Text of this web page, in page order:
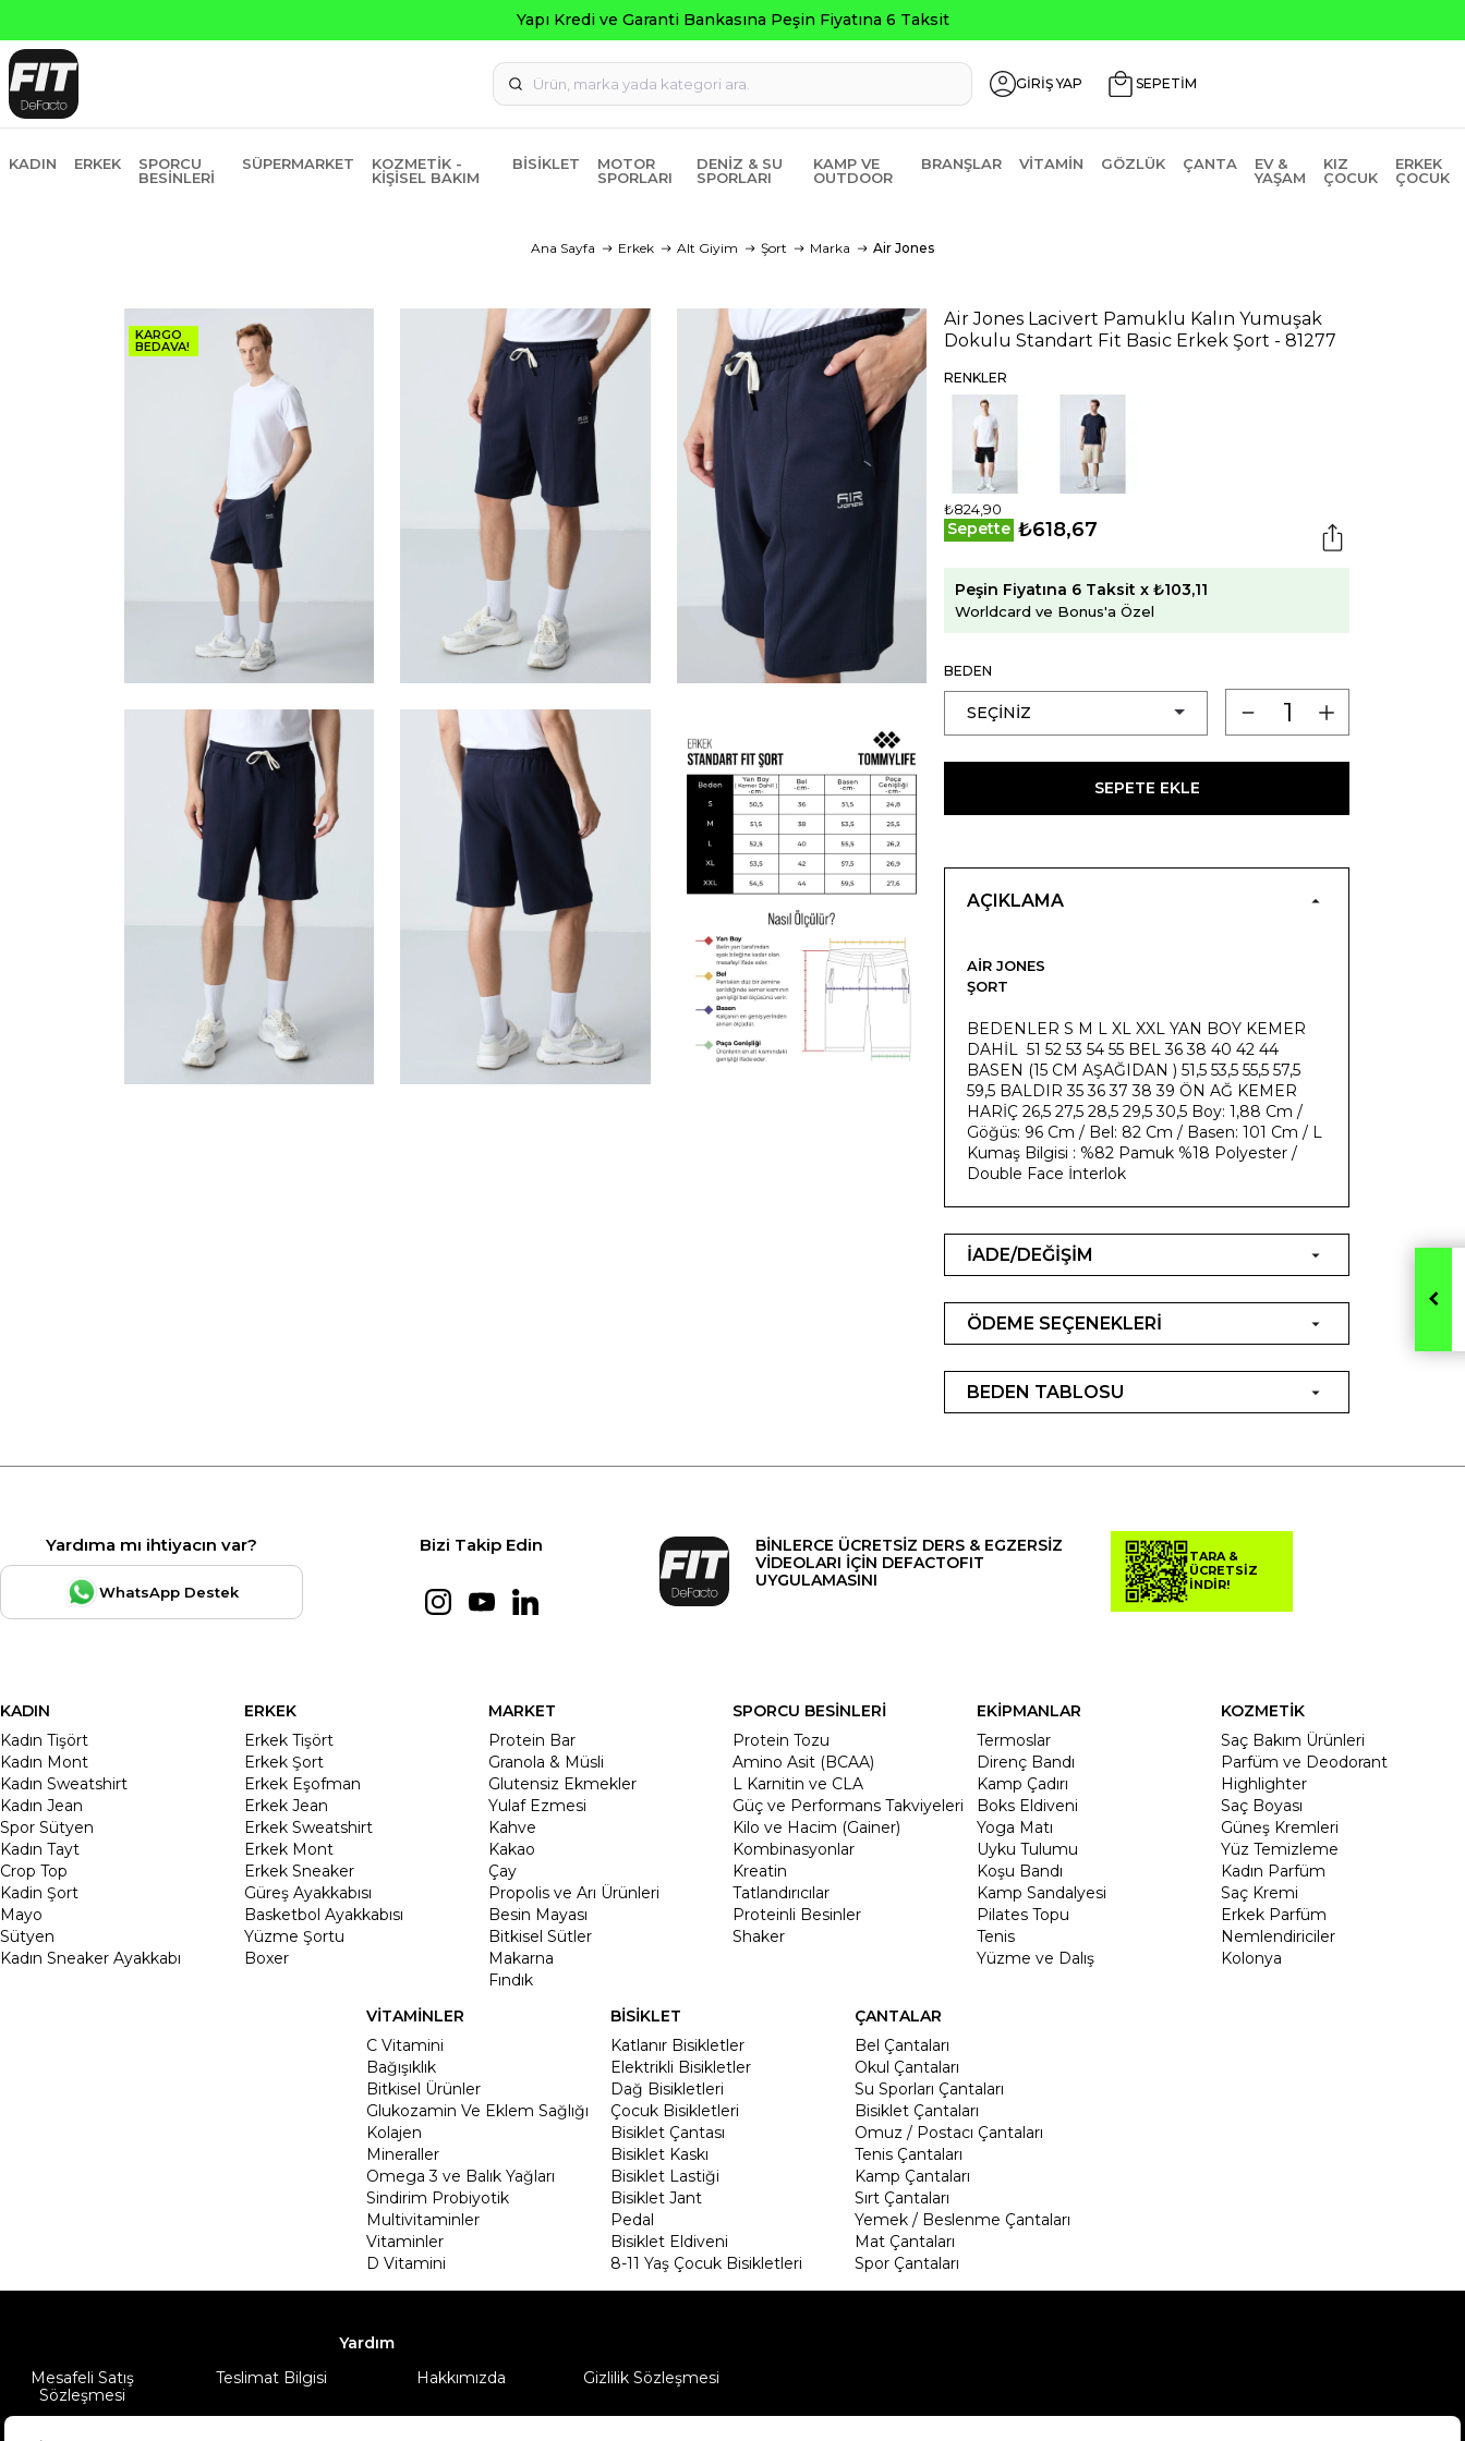
GİRİŞ YAP SEPETİM
KADIN ERKEK
SPORCU
BESINLERI
SÜPERMARKET
KOZMETIK -
KIŞISEL BAKIM
BISIKLET
MOTOR
SPORLARI
DENIZ & SU
SPORLARI
KAMP VE
OUTDOOR
BRANŞLAR VITAMIN GÖZLÜK ÇANTA
EV &
YAŞAM
KIZ
ÇOCUK
ERKEK
ÇOCUK
Ana Sayfa Erkek Alt Giyim Şort Marka Air Jones
KARGO
BEDAVA!
Air Jones Lacivert Pamuklu Kalın Yumuşak
Dokulu Standart Fit Basic Erkek Şort - 81277
RENKLER
₺824,90
Sepette ₺618,67
Peşin Fiyatına 6 Taksit x ₺103,11
Worldcard ve Bonus'a Özel
BEDEN
SEPETE EKLE
AÇIKLAMA
AIR JONES
ŞORT
BEDENLER S M L XL XXL YAN BOY KEMER
DAHİL 51 52 53 54 55 BEL 36 38 40 42 44
BASEN (15 CM AŞAĞIDAN ) 51,5 53,5 55,5 57,5
59,5 BALDIR 35 36 37 38 39 ÖN AĞ KEMER
HARİÇ 26,5 27,5 28,5 29,5 30,5 Boy: 1,88 Cm /
Göğüs: 96 Cm / Bel: 82 Cm / Basen: 101 Cm / L
Kumaş Bilgisi : %82 Pamuk %18 Polyester /
Double Face İnterlok
İADE/DEĞİŞİM
ÖDEME SEÇENEKLERİ
BEDEN TABLOSU
Yardıma mı ihtiyacın var?
WhatsApp Destek
Bizi Takip Edin
BİNLERCE ÜCRETSİZ DERS & EGZERSİZ
VİDEOLARI İÇİN DEFACTOFIT
UYGULAMASINI
TARA &
ÜCRETSİZ
İNDİR!
KADIN
Kadın Tişört
Kadın Mont
Kadın Sweatshirt
Kadın Jean
Spor Sütyen
Kadın Tayt
Crop Top
Kadin Şort
Mayo
Sütyen
Kadın Sneaker Ayakkabı
ERKEK
Erkek Tişört
Erkek Şort
Erkek Eşofman
Erkek Jean
Erkek Sweatshirt
Erkek Mont
Erkek Sneaker
Güreş Ayakkabısı
Basketbol Ayakkabısı
Yüzme Şortu
Boxer
MARKET
Protein Bar
Granola & Müsli
Glutensiz Ekmekler
Yulaf Ezmesi
Kahve
Kakao
Çay
Propolis ve Arı Ürünleri
Besin Mayası
Bitkisel Sütler
Makarna
Fındık
SPORCU BESİNLERİ
Protein Tozu
Amino Asit (BCAA)
L Karnitin ve CLA
Güç ve Performans Takviyeleri
Kilo ve Hacim (Gainer)
Kombinasyonlar
Kreatin
Tatlandırıcılar
Proteinli Besinler
Shaker
EKİPMANLAR
Termoslar
Direnç Bandı
Kamp Çadırı
Boks Eldiveni
Yoga Matı
Uyku Tulumu
Koşu Bandı
Kamp Sandalyesi
Pilates Topu
Tenis
Yüzme ve Dalış
KOZMETİK
Saç Bakım Ürünleri
Parfüm ve Deodorant
Highlighter
Saç Boyası
Güneş Kremleri
Yüz Temizleme
Kadın Parfüm
Saç Kremi
Erkek Parfüm
Nemlendiriciler
Kolonya
VİTAMİNLER
C Vitamini
Bağışıklık
Bitkisel Ürünler
Glukozamin Ve Eklem Sağlığı
Kolajen
Mineraller
Omega 3 ve Balık Yağları
Sindirim Probiyotik
Multivitaminler
Vitaminler
D Vitamini
BİSİKLET
Katlanır Bisikletler
Elektrikli Bisikletler
Dağ Bisikletleri
Çocuk Bisikletleri
Bisiklet Çantası
Bisiklet Kaskı
Bisiklet Lastiği
Bisiklet Jant
Pedal
Bisiklet Eldiveni
8-11 Yaş Çocuk Bisikletleri
ÇANTALAR
Bel Çantaları
Okul Çantaları
Su Sporları Çantaları
Bisiklet Çantaları
Omuz / Postacı Çantaları
Tenis Çantaları
Kamp Çantaları
Sırt Çantaları
Yemek / Beslenme Çantaları
Mat Çantaları
Spor Çantaları
Yardım
Mesafeli Satış
Sözleşmesi
Teslimat Bilgisi Hakkımızda Gizlilik Sözleşmesi